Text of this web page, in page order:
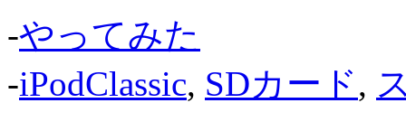
-やってみた
-iPodClassic, SDカード,